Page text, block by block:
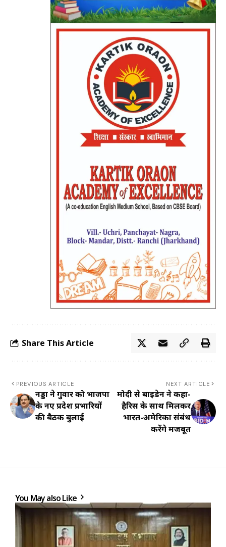
Share This Article
PREVIOUS ARTICLE
नड्डा ने गुरुवार को भाजपा
के नए प्रदेश प्रभारियों
की बैठक बुलाई
NEXT ARTICLE
मोदी से बाइडेन ने कहा-
हैरिस के साथ मिलकर
भारत-अमेरिका संबंध
करेंगे मजबूत
You May also Like